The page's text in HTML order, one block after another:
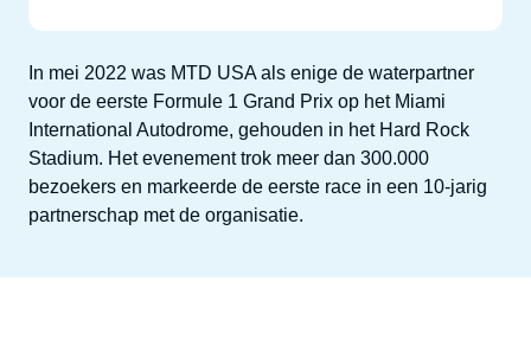
In mei 2022 was MTD USA als enige de waterpartner
voor de eerste Formule 1 Grand Prix op het Miami
International Autodrome, gehouden in het Hard Rock
Stadium. Het evenement trok meer dan 300.000
bezoekers en markeerde de eerste race in een 10-jarig
partnerschap met de organisatie.